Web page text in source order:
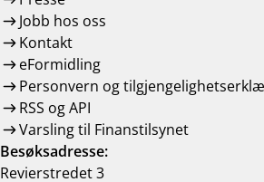
Jobb hos oss
Kontakt
eFormidling
Personvern og
RSS og API
Varsling til Finanstilsynet
Besøksadresse:
Revierstredet 3